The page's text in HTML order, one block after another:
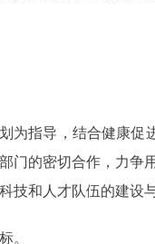
指导，结合健康促
门的密切合作，力争
技和人才队伍的建设
。